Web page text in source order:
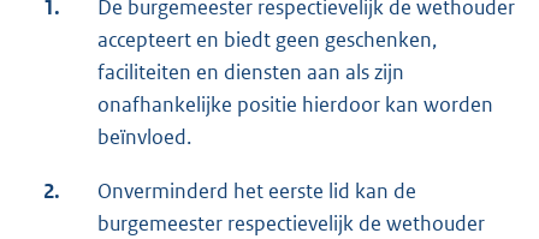
1.
De burgemeester respectievelijk de wethouder
accepteert en biedt geen geschenken,
faciliteiten en diensten aan als zijn
onafhankelijke positie hierdoor kan worden
beïnvloed.
2.
Onverminderd het eerste lid kan de
burgemeester respectievelijk de wethouder